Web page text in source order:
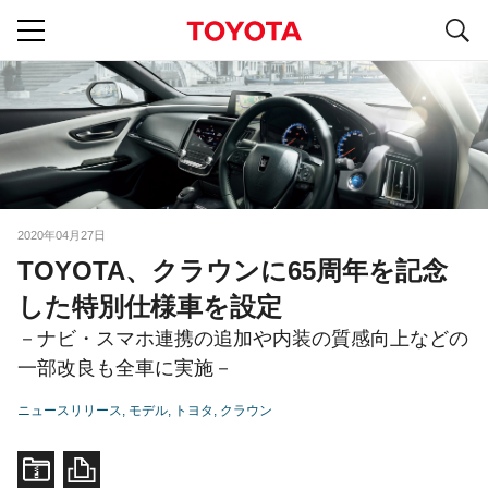
2020年04月27日
TOYOTA、クラウンに65周年を記念
した特別仕様車を設定
－ナビ・スマホ連携の追加や内装の質感向上などの
一部改良も全車に実施－
ニュースリリース モデル トヨタ クラウン